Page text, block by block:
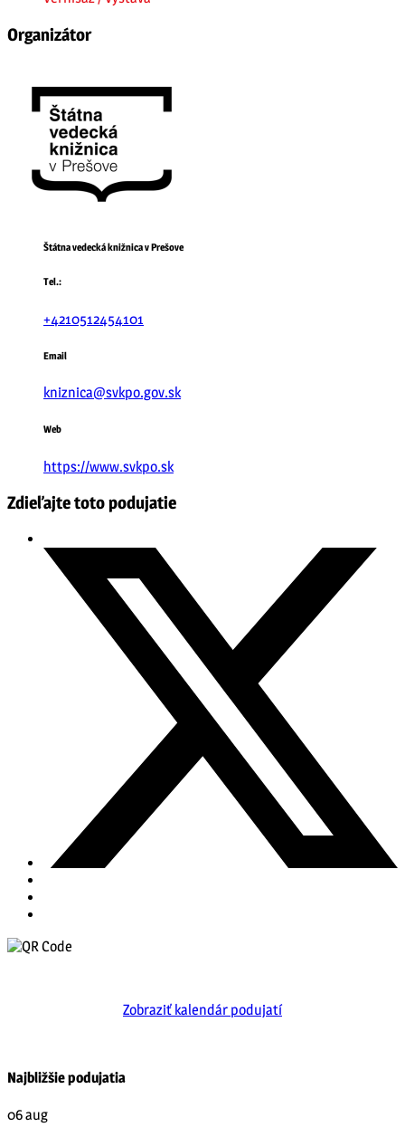
Organizátor
Štátna vedecká knižnica v Prešove
Tel.:
+4210512454101
Email
kniznica@svkpo.gov.sk
Web
https://www.svkpo.sk
Zdieľajte toto podujatie
Zobraziť kalendár podujatí
Najbližšie podujatia
06aug